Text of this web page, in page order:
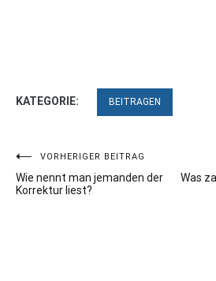
KATEGORIE: BEITRAGEN
Beitragsnavigation
VORHERIGER BEITRAG
Wie nennt man jemanden der
Korrektur liest?
Was